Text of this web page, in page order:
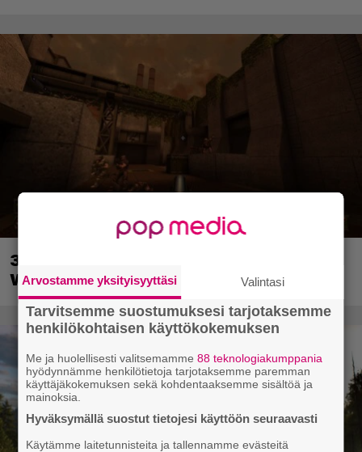
30-vuotias Quake sai uuden episodin
Wolfenstein-kehittäjiltä
Arvostamme yksityisyyttäsi Valintasi
Tarvitsemme suostumuksesi tarjotaksemme
henkilökohtaisen käyttökokemuksen
Me ja huolellisesti valitsemamme88 teknologiakumppania
hyödynnämme henkilötietoja tarjotaksemme paremman
käyttäjäkokemuksen sekä kohdentaaksemme sisältöä ja
mainoksia.
Hyväksymällä suostut tietojesi käyttöön seuraavasti
Käytämme laitetunnisteita ja tallennamme evästeitä